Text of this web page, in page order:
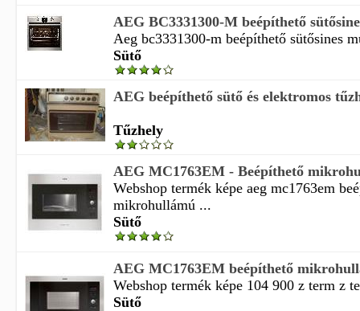
AEG BC3331300-M beépíthető
Aeg bc3331300-m beépíthető sütősines
Sütő
AEG beépíthető sütő és elektromos
Tűzhely
AEG MC1763EM - Beépíthető
Webshop termék képe aeg mc1763em
mikrohullámú ...
Sütő
AEG MC1763EM beépíthető
Webshop termék képe 104 900 z term z
Sütő